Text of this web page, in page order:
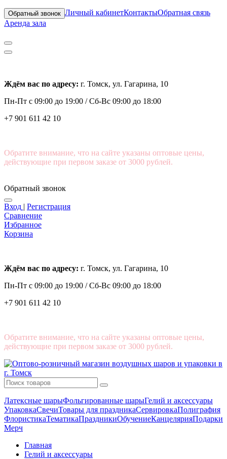
Обратный звонок Личный кабинетКонтактыОбратная связь
Аренда зала
Ждём вас по адресу: г. Томск, ул. Гагарина, 10
Пн-Пт с 09:00 до 19:00 /Сб-Вс 09:00 до 18:00
+7 901 611 42 10
Обратите внимание, что на сайте указаны оптовые цены,
действующие при первом заказе от 3000 рублей.
Обратный звонок
Вход | Регистрация
Сравнение
Избранное
Корзина
Ждём вас по адресу: г. Томск, ул. Гагарина, 10
Пн-Пт с 09:00 до 19:00 /Сб-Вс 09:00 до 18:00
+7 901 611 42 10
Обратите внимание, что на сайте указаны оптовые цены,
действующие при первом заказе от 3000 рублей.
Латексные шарыФольгированные шарыГелий и аксессуары
УпаковкаСвечиТовары для праздникаСервировкаПолиграфия
ФлористикаТематикаПраздникиОбучениеКанцелярияПодарки
Мерч
Главная
Гелий и аксессуары